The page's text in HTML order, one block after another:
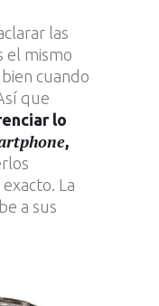
las
el mismo
cuando
que
lo
,
La
a sus